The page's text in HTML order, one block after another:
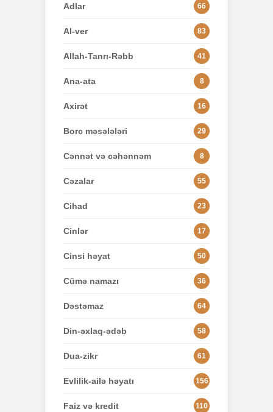
Adlar 66
Al-ver 83
Allah-Tanrı-Rəbb 41
Ana-ata 8
Axirət 16
Borc məsələləri 29
Cənnət və cəhənnəm 8
Cəzalar 55
Cihad 23
Cinlər 17
Cinsi həyat 50
Cümə namazı 36
Dəstəmaz 64
Din-əxlaq-ədəb 58
Dua-zikr 61
Evlilik-ailə həyatı 156
Faiz və kredit 110